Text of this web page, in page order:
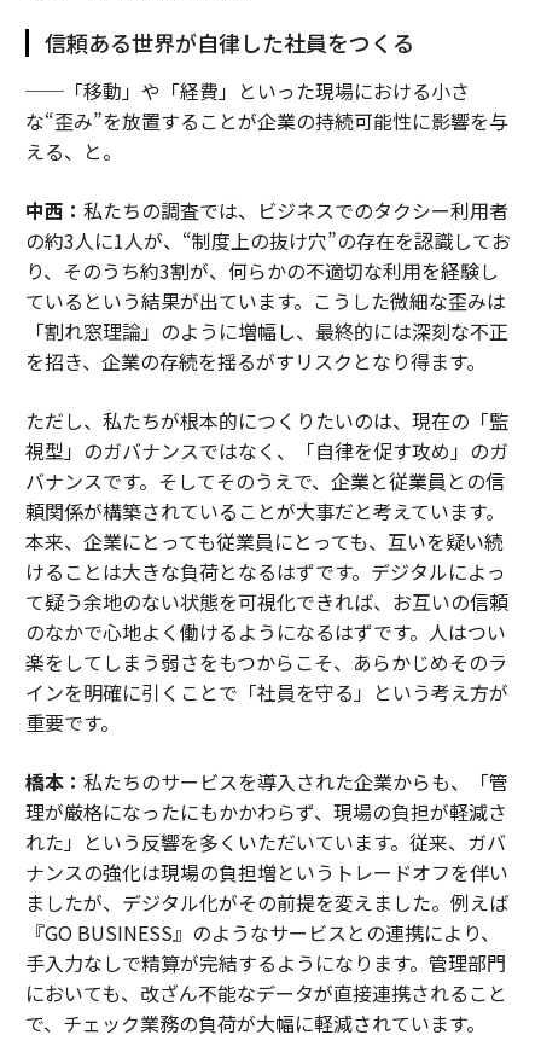
信頼ある世界が自律した社員をつくる
──「移動」や「経費」といった現場における小さ
な“歪み”を放置することが企業の持続可能性に影響を与
える、と。
中西： 私たちの調査では、ビジネスでのタクシー利用者
の約3人に1人が、“制度上の抜け穴”の存在を認識してお
り、そのうち約3割が、何らかの不適切な利用を経験し
ているという結果が出ています。こうした微細な歪みは
「割れ窓理論」のように増幅し、最終的には深刻な不正
を招き、企業の存続を揺るがすリスクとなり得ます。
ただし、私たちが根本的につくりたいのは、現在の「監
視型」のガバナンスではなく、「自律を促す攻め」のガ
バナンスです。そしてそのうえで、企業と従業員との信
頼関係が構築されていることが大事だと考えています。
本来、企業にとっても従業員にとっても、互いを疑い続
けることは大きな負荷となるはずです。デジタルによっ
て疑う余地のない状態を可視化できれば、お互いの信頼
のなかで心地よく働けるようになるはずです。人はつい
楽をしてしまう弱さをもつからこそ、あらかじめそのラ
インを明確に引くことで「社員を守る」という考え方が
重要です。
橋本： 私たちのサービスを導入された企業からも、「管
理が厳格になったにもかかわらず、現場の負担が軽減さ
れた」という反響を多くいただいています。従来、ガバ
ナンスの強化は現場の負担増というトレードオフを伴い
ましたが、デジタル化がその前提を変えました。例えば
『GO BUSINESS』のようなサービスとの連携により、
手入力なしで精算が完結するようになります。管理部門
においても、改ざん不能なデータが直接連携されること
で、チェック業務の負荷が大幅に軽減されています。